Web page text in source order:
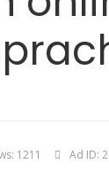
1211 Ad ID: